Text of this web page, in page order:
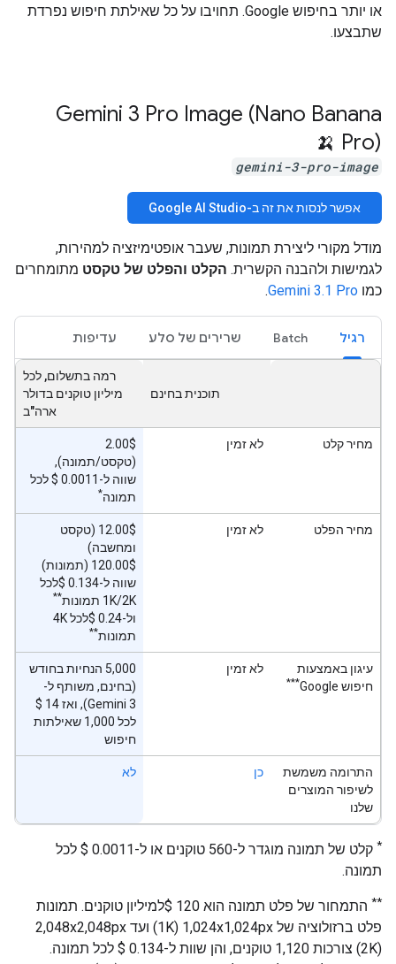
או יותר בחיפוש Google. תחויבו על כל שאילתת חיפוש נפרדת
שתבצעו.
‫Gemini 3 Pro Image (Nano Banana
Pro) 🍌
gemini-3-pro-image
אפשר לנסות את זה ב-Google AI Studio
מודל מקורי ליצירת תמונות, שעבר אופטימיזציה למהירות,
לגמישות ולהבנה הקשרית. הקלט והפלט של טקסט מתומחרים
כמו Gemini 3.1 Pro
.
רגיל Batch שרירים של סלע עדיפות
תוכנית בחינם
רמה בתשלום, לכל
מיליון טוקנים בדולר
ארה"ב
מחיר קלט לא זמין
‫2.00$‎
(טקסט/תמונה),
שווה ל-0.0011 $‎ לכל
תמונה*
מחיר הפלט לא זמין
‫12.00$ (טקסט
ומחשבה)
‫120.00$ (תמונות)
שווה ל-0.134 $לכל
1K/2K תמונות
**
ול-0.24 $לכל 4K
תמונות**
עיגון באמצעות
חיפוש Google
***
לא זמין
‫5,000 הנחיות בחודש
(בחינם, משותף ל-
לכל 1,000 שאילתות
חיפוש
התרומה משמשת
לשיפור המוצרים
שלנו
כן לא
*
קלט של תמונה מוגדר ל-560 טוקנים או ל-0.0011 $‎ לכל
תמונה.
**
התמחור של פלט תמונה הוא 120 $למיליון טוקנים. תמונות
(2K) צורכות 1,120 טוקנים, והן שוות ל-0.134 $‎ לכל תמונה.